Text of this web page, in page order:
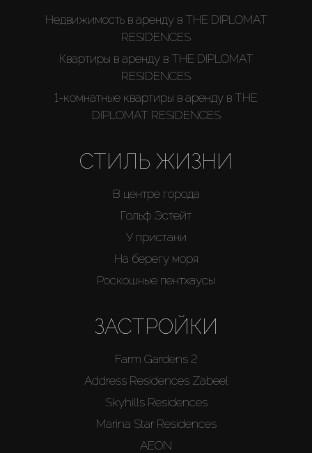
Недвижимость в аренду в THE DIPLOMAT
RESIDENCES
Квартиры в аренду в THE DIPLOMAT
RESIDENCES
1-комнатные квартиры в аренду в THE
DIPLOMAT RESIDENCES
СТИЛЬ ЖИЗНИ
В центре города
Гольф Эстейт
У пристани
На берегу моря
Роскошные пентхаусы
ЗАСТРОЙКИ
Farm Gardens 2
Address Residences Zabeel
Skyhills Residences
Marina Star Residences
AEON